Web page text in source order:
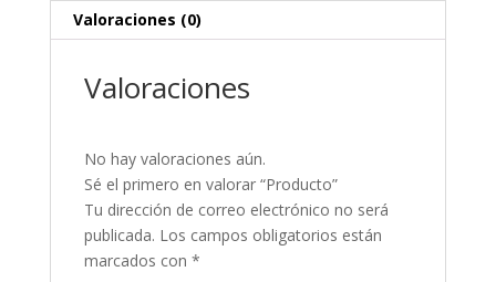
Valoraciones (0)
Valoraciones
No hay valoraciones aún.
Sé el primero en valorar “Producto”
Tu dirección de correo electrónico no será
publicada. Los campos obligatorios están
marcados con *